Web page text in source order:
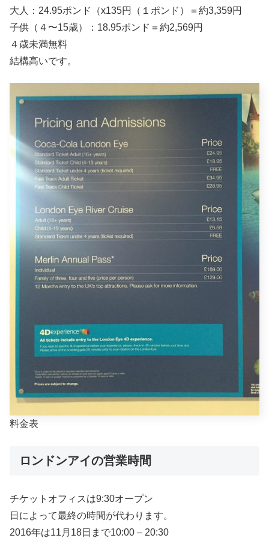
大人：24.95ポンド（x135円（１ポンド）＝約3,359円
子供（４〜15歳）：18.95ポンド＝約2,569円
４歳未満無料
結構高いです。
料金表
ロンドンアイの営業時間
チケットオフィスは9:30オープン
日によって最終の時間が代わります。
2016年は11月18日まで10:00 – 20:30